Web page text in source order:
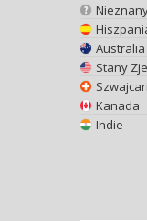
Australia
Kanada
Indie